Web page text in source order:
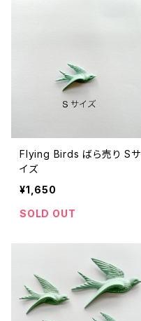
Flying Birds ばら売り Sサ
イズ
¥1,650
SOLD OUT